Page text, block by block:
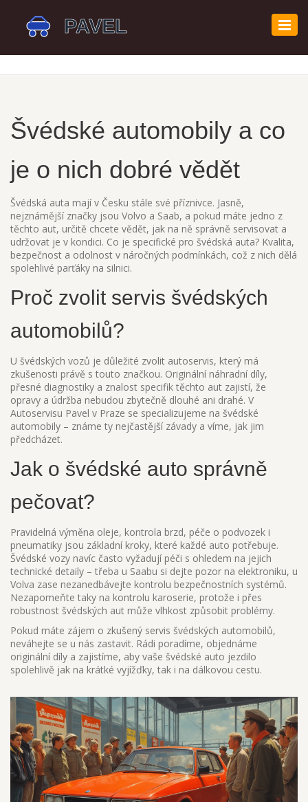
Švédské automobily a co
je o nich dobré vědět
Švédská auta mají v Česku stále své příznivce. Jasně,
nejznámější značky jsou Volvo a Saab, a pokud máte jedno z
těchto aut, určitě chcete vědět, jak na ně správně servisovat a
udržovat je v kondici. Co je specifické pro švédská auta? Kvalita,
bezpečnost a odolnost v náročných podmínkách, což z nich dělá
spolehlivé parťáky na silnici.
Proč zvolit servis švédských
automobilů?
U švédských vozů je důležité zvolit autoservis, který má
zkušenosti právě s touto značkou. Originální náhradní díly,
přesné diagnostiky a znalost specifik těchto aut zajistí, že
opravy a údržba nebudou zbytečně dlouhé ani drahé. V
Autoservisu Pavel v Praze se specializujeme na švédské
automobily – známe ty nejčastější závady a víme, jak jim
předcházet.
Jak o švédské auto správně
pečovat?
Pravidelná výměna oleje, kontrola brzd, péče o podvozek i
pneumatiky jsou základní kroky, které každé auto potřebuje.
Švédské vozy navíc často vyžadují péči s ohledem na jejich
technické detaily – třeba u Saabu si dejte pozor na elektroniku, u
Volva zase nezanedbávejte kontrolu bezpečnostních systémů.
Nezapomeňte taky na kontrolu karoserie, protože i přes
robustnost švédských aut může vlhkost způsobit problémy.
Pokud máte zájem o zkušený servis švédských automobilů,
neváhejte se u nás zastavit. Rádi poradíme, objednáme
originální díly a zajistíme, aby vaše švédské auto jezdilo
spolehlivě jak na krátké vyjížďky, tak i na dálkovou cestu.